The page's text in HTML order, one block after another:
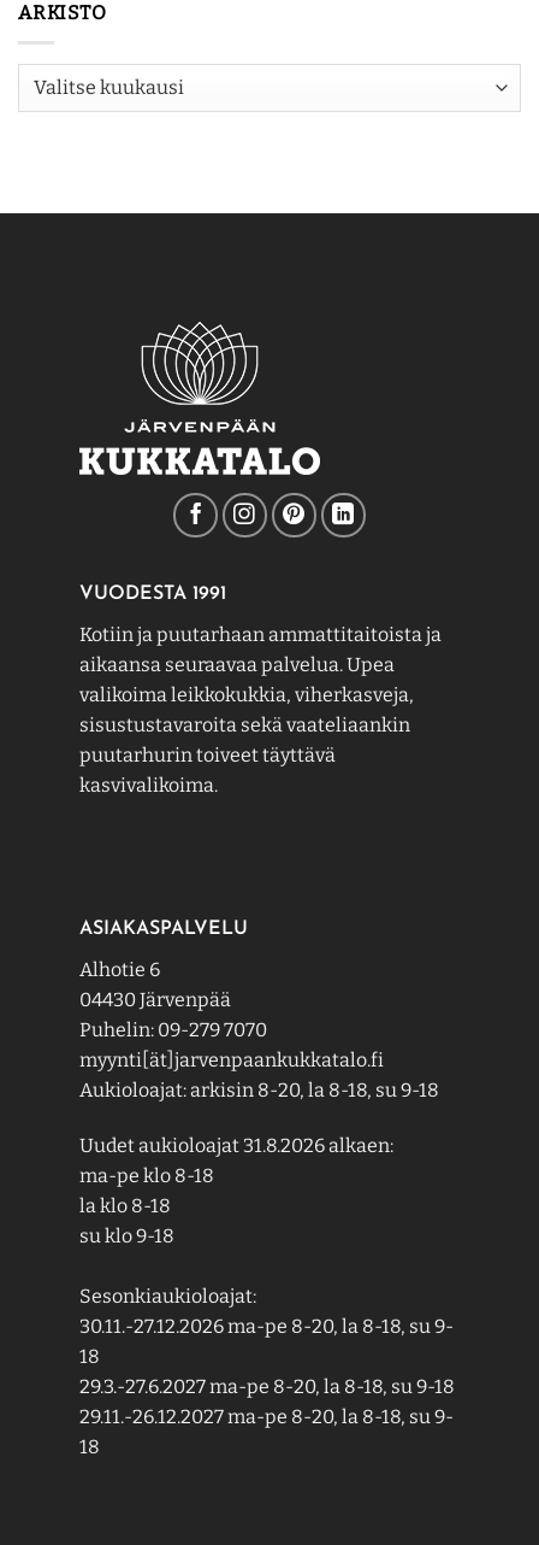
ARKISTO
Arkisto
VUODESTA 1991
Kotiin ja puutarhaan ammattitaitoista ja
aikaansa seuraavaa palvelua. Upea
valikoima leikkokukkia, viherkasveja,
sisustustavaroita sekä vaateliaankin
puutarhurin toiveet täyttävä
kasvivalikoima.
ASIAKASPALVELU
Alhotie 6
04430 Järvenpää
Puhelin: 09-279 7070
myynti[ät]jarvenpaankukkatalo.fi
Aukioloajat: arkisin 8-20, la 8-18, su 9-18
Uudet aukioloajat 31.8.2026 alkaen:
ma-pe klo 8-18
la klo 8-18
su klo 9-18
Sesonkiaukioloajat:
30.11.-27.12.2026 ma-pe 8-20, la 8-18, su 9-
18
29.3.-27.6.2027 ma-pe 8-20, la 8-18, su 9-18
29.11.-26.12.2027 ma-pe 8-20, la 8-18, su 9-
18